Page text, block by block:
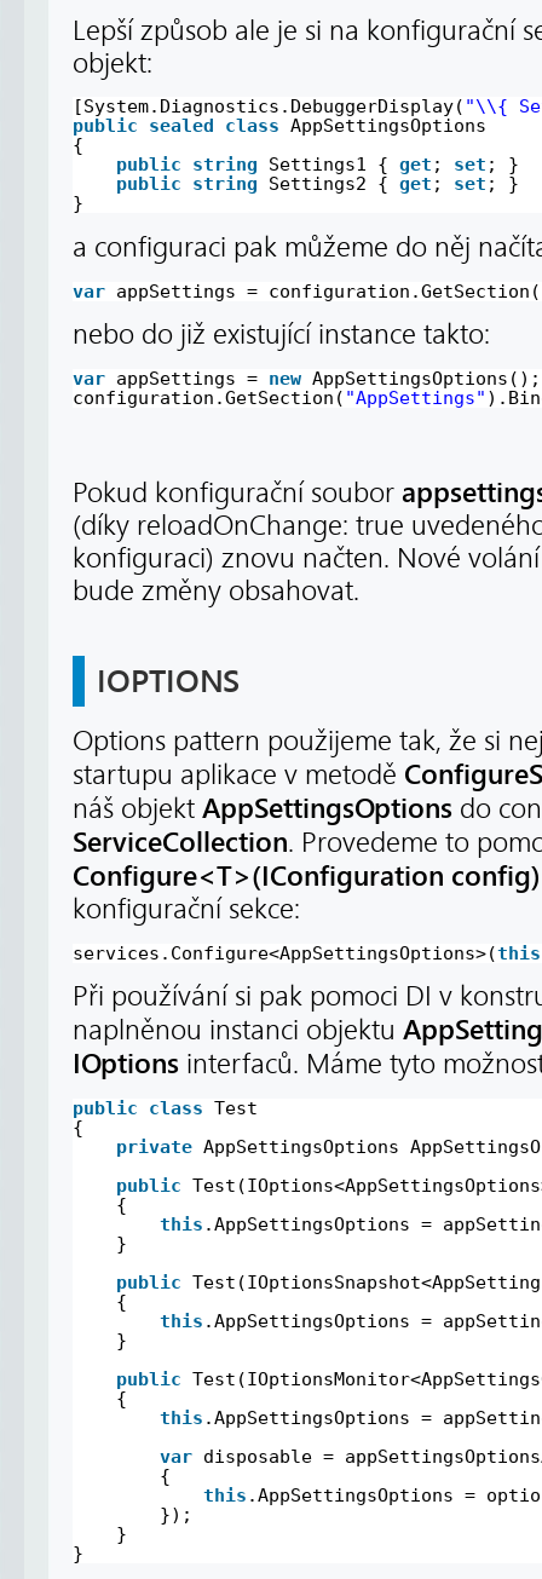
Lepší způsob ale je si na konfigurační
objekt:
[System.Diagnostics.DebuggerDisplay( "\\{
public
sealed class AppSettingsOptions
{
public
string Settings1 { get ; set ; }
public
string Settings2 { get ; set ; }
}
a configuraci pak můžeme do něj
var appSettings = configuration.GetSection(
nebo do již existující instance takto:
var appSettings = new AppSettingsOptions();
configuration.GetSection( "AppSettings"
Pokud konfigurační soubor
(díky reloadOnChange: true
konfiguraci) znovu načten. Nové
bude změny obsahovat.
IOPTIONS
Options pattern použijeme tak, že si
startupu aplikace v metodě
náš objekt AppSettingsOptions do
ServiceCollection. Provedeme to
Configure<T>(IConfiguration config)
konfigurační sekce:
services.Configure<AppSettingsOptions>(this
Při používání si pak pomoci DI v
naplněnou instanci objektu
IOptions interfaců. Máme tyto
public class Test
{
private AppSettingsOptions
public
{
this .AppSettingsOptions =
}
public
{
this .AppSettingsOptions =
}
public
{
this .AppSettingsOptions =
var disposable =
{
this .AppSettingsOptions =
});
}
}